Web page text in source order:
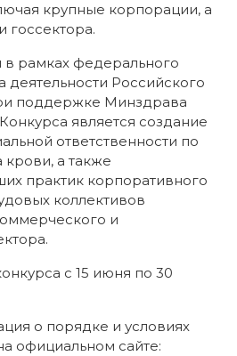
крупные корпорации, а
госсектора.
в рамках федерального
Российского
поддержке Минздрава
является создание
ответственности по
а также
практик корпоративного
коллективов
и
с 15 июня по 30
о порядке и условиях
официальном сайте: